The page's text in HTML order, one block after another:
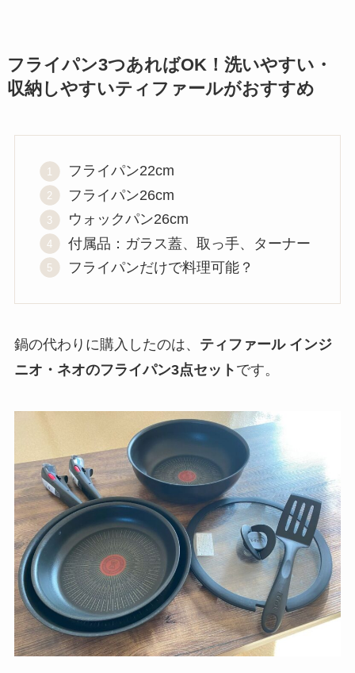
フライパン3つあればOK！洗いやすい・
収納しやすいティファールがおすすめ
フライパン22cm
フライパン26cm
ウォックパン26cm
付属品：ガラス蓋、取っ手、ターナー
フライパンだけで料理可能？
鍋の代わりに購入したのは、 ティファール インジ
ニオ・ネオのフライパン3点セット です。